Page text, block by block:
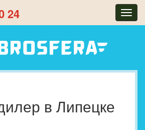
24
в Липецке